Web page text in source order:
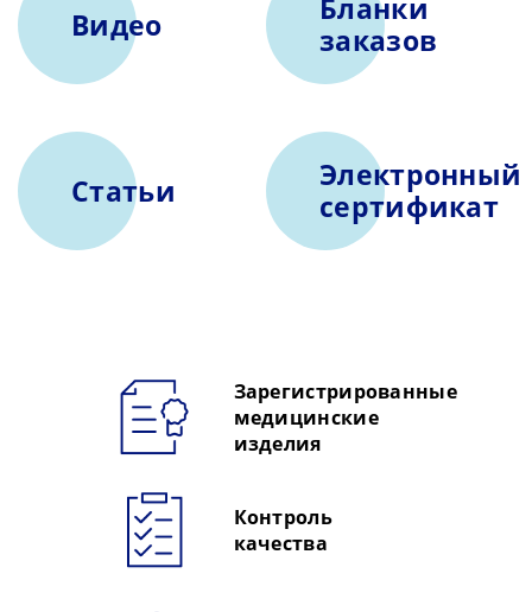
Видео
Бланки
заказов
Статьи
Электронный
сертификат
Зарегистрированные
медицинские
изделия
Контроль
качества